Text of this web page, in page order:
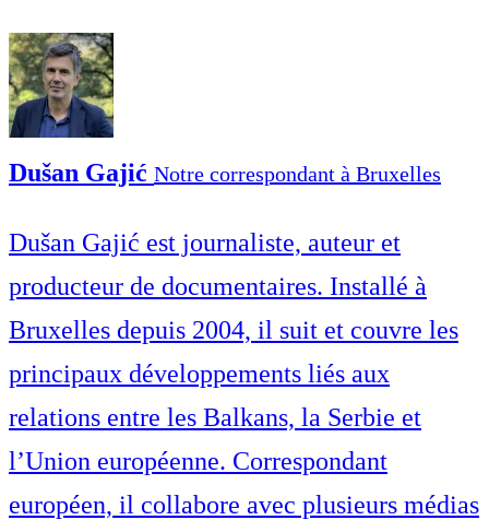
Dušan Gajić Notre correspondant à Bruxelles
Dušan Gajić est journaliste, auteur et
producteur de documentaires. Installé à
Bruxelles depuis 2004, il suit et couvre les
principaux développements liés aux
relations entre les Balkans, la Serbie et
l’Union européenne. Correspondant
européen, il collabore avec plusieurs médias